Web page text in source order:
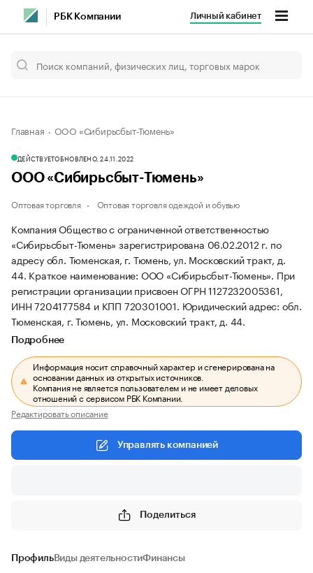
РБК Компании Личный кабинет
Главная ООО «Сибирьсбыт-Тюмень»
ДЕЙСТВУЕТОБНОВЛЕНО, 24.11.2022
ООО «Сибирьсбыт-Тюмень»
Оптовая торговля Оптовая торговля одеждой и обувью
Компания Общество с ограниченной ответственностью
«Сибирьсбыт-Тюмень» зарегистрирована 06.02.2012 г. по
адресу обл. Тюменская, г. Тюмень, ул. Московский тракт, д.
44. Краткое наименование: ООО «Сибирьсбыт-Тюмень». При
регистрации организации присвоен ОГРН 1127232005361,
ИНН 7204177584 и КПП 720301001. Юридический адрес: обл.
Тюменская, г. Тюмень, ул. Московский тракт, д. 44.
Подробнее
Информация носит справочный характер и сгенерирована на
основании данных из открытых источников.
Компания не является пользователем и не имеет деловых
отношений с сервисом РБК Компании.
Редактировать описание
Управлять компанией
Поделиться
ПрофильВиды деятельностиФинансы